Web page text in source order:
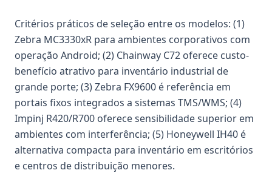
Critérios práticos de seleção entre os modelos: (1)
Zebra MC3330xR para ambientes corporativos com
operação Android; (2) Chainway C72 oferece custo-
benefício atrativo para inventário industrial de
grande porte; (3) Zebra FX9600 é referência em
portais fixos integrados a sistemas TMS/WMS; (4)
Impinj R420/R700 oferece sensibilidade superior em
ambientes com interferência; (5) Honeywell IH40 é
alternativa compacta para inventário em escritórios
e centros de distribuição menores.